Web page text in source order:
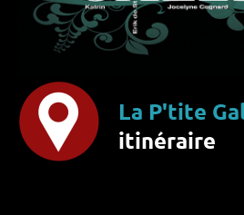
La P'tite
itinéraire